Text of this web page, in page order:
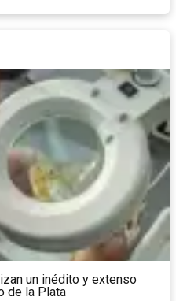
un inédito y extenso
de la Plata